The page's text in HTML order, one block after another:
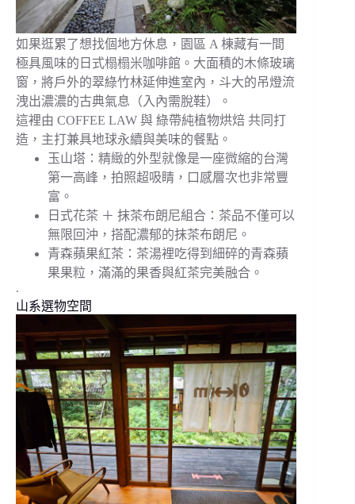
如果逛累了想找個地方休息，園區 A 棟藏有一間
極具風味的日式榻榻米咖啡館。大面積的木條玻璃
窗，將戶外的翠綠竹林延伸進室內，斗大的吊燈流
洩出濃濃的古典氣息（入內需脫鞋）。
這裡由 COFFEE LAW 與 綠帶純植物烘焙 共同打
造，主打兼具地球永續與美味的餐點。
玉山塔：精緻的外型就像是一座微縮的台灣
第一高峰，拍照超吸睛，口感層次也非常豐
富。
日式花茶 ＋ 抹茶布朗尼組合：茶品不僅可以
無限回沖，搭配濃郁的抹茶布朗尼。
青森蘋果紅茶：茶湯裡吃得到細碎的青森蘋
果果粒，滿滿的果香與紅茶完美融合。
.
山系選物空間